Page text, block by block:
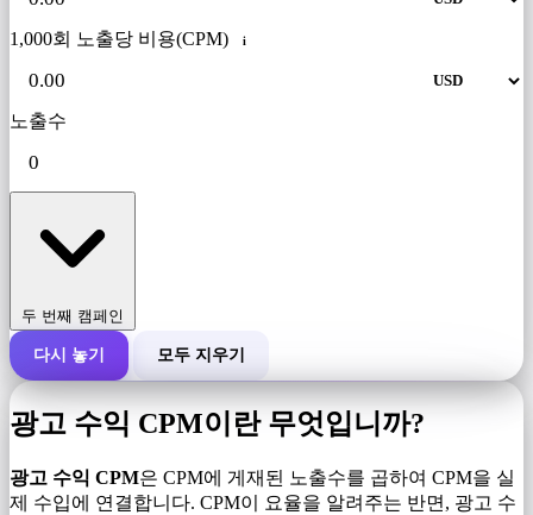
1,000회 노출당 비용(CPM) i
노출수
두 번째 캠페인
캠페인의 총 비용
다시 놓기 모두 지우기
광고 수익 CPM이란 무엇입니까?
광고 수익 CPM은 CPM에 게재된 노출수를 곱하여 CPM을 실
제 수입에 연결합니다. CPM이 요율을 알려주는 반면, 광고 수